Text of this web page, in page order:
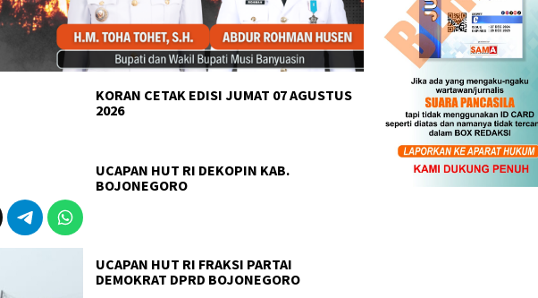
KORAN CETAK EDISI JUMAT 07 AGUSTUS
2026
UCAPAN HUT RI DEKOPIN KAB.
BOJONEGORO
UCAPAN HUT RI FRAKSI PARTAI
DEMOKRAT DPRD BOJONEGORO